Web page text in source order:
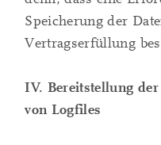
Speicherung der
Vertragserfüllung
IV. Bereitstellung
von Logfiles